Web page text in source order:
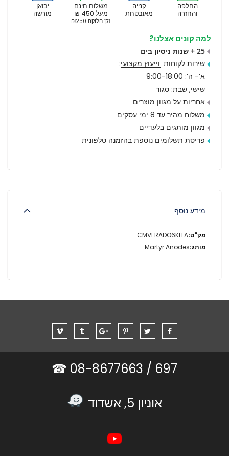
יבואן
מורשה
משלוח חינם
מעל 450 ₪
נק’ חלוקה ₪250
קנייה
מאובטחת
החלפה
והחזרה
למה קונים אצלנו?
25 + שנות ניסיון בים
שירות לקוחות וייעוץ מקצועי:
א’- ה’: 9:00-18:00
שישי, שבת: סגור
אחריות על מגוון מוצרים
משלוח מהיר עד 8 ימי עסקים
מגוון מותגים בלעדיים
פריסת תשלומים נוספת בהזמנה טלפונית
מידע נוסף
מידע
נוסף
CMVERADO6KITA
Martyr Anodes
697 /
אוניון 5, אשדוד